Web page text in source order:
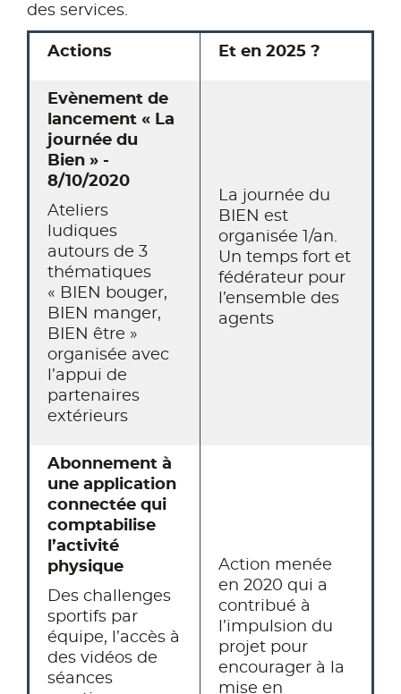
des services.
Actions Et en 2025 ?
Evènement de
lancement « La
journée du
Bien » -
8/10/2020
Ateliers
ludiques
autours de 3
thématiques
« BIEN bouger,
BIEN manger,
BIEN être »
organisée avec
l’appui de
partenaires
extérieurs
La journée du
BIEN est
organisée 1/an.
Un temps fort et
fédérateur pour
l’ensemble des
agents
Abonnement à
une application
connectée qui
comptabilise
l’activité
physique
Des challenges
sportifs par
équipe, l’accès à
des vidéos de
séances
Action menée
en 2020 qui a
contribué à
l’impulsion du
projet pour
encourager à la
mise en